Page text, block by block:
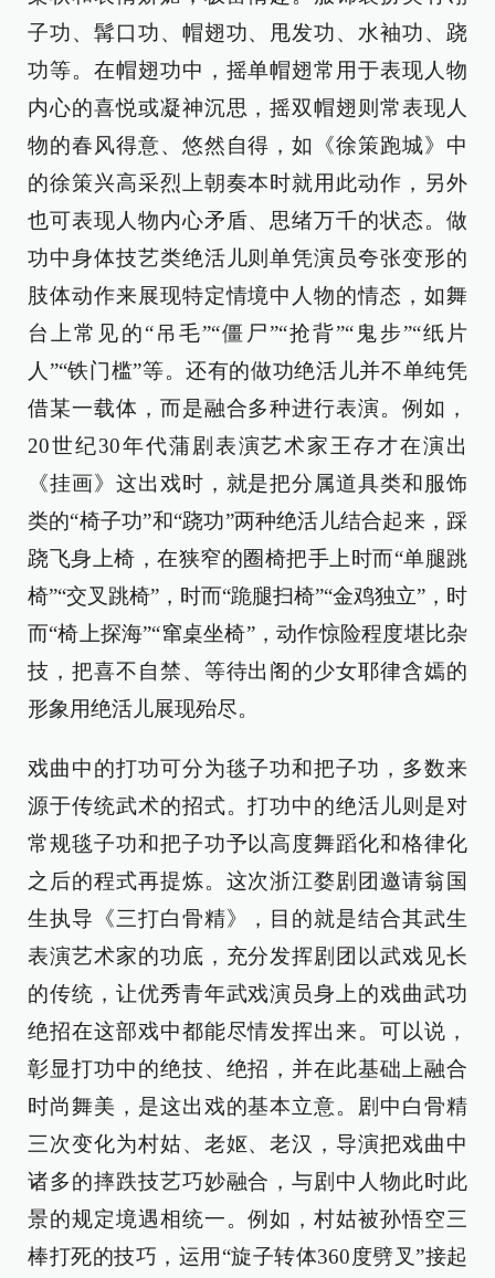
子功、髯口功、帽翅功、甩发功、水袖功、跷
功等。在帽翅功中，摇单帽翅常用于表现人物
内心的喜悦或凝神沉思，摇双帽翅则常表现人
物的春风得意、悠然自得，如《徐策跑城》中
的徐策兴高采烈上朝奏本时就用此动作，另外
也可表现人物内心矛盾、思绪万千的状态。做
功中身体技艺类绝活儿则单凭演员夸张变形的
肢体动作来展现特定情境中人物的情态，如舞
台上常见的“吊毛”“僵尸”“抢背”“鬼步”“纸片
人”“铁门槛”等。还有的做功绝活儿并不单纯凭
借某一载体，而是融合多种进行表演。例如，
20世纪30年代蒲剧表演艺术家王存才在演出
《挂画》这出戏时，就是把分属道具类和服饰
类的“椅子功”和“跷功”两种绝活儿结合起来，踩
跷飞身上椅，在狭窄的圈椅把手上时而“单腿跳
椅”“交叉跳椅”，时而“跪腿扫椅”“金鸡独立”，时
而“椅上探海”“窜桌坐椅”，动作惊险程度堪比杂
技，把喜不自禁、等待出阁的少女耶律含嫣的
形象用绝活儿展现殆尽。
戏曲中的打功可分为毯子功和把子功，多数来
源于传统武术的招式。打功中的绝活儿则是对
常规毯子功和把子功予以高度舞蹈化和格律化
之后的程式再提炼。这次浙江婺剧团邀请翁国
生执导《三打白骨精》，目的就是结合其武生
表演艺术家的功底，充分发挥剧团以武戏见长
的传统，让优秀青年武戏演员身上的戏曲武功
绝招在这部戏中都能尽情发挥出来。可以说，
彰显打功中的绝技、绝招，并在此基础上融合
时尚舞美，是这出戏的基本立意。剧中白骨精
三次变化为村姑、老妪、老汉，导演把戏曲中
诸多的摔跌技艺巧妙融合，与剧中人物此时此
景的规定境遇相统一。例如，村姑被孙悟空三
棒打死的技巧，运用“旋子转体360度劈叉”接起